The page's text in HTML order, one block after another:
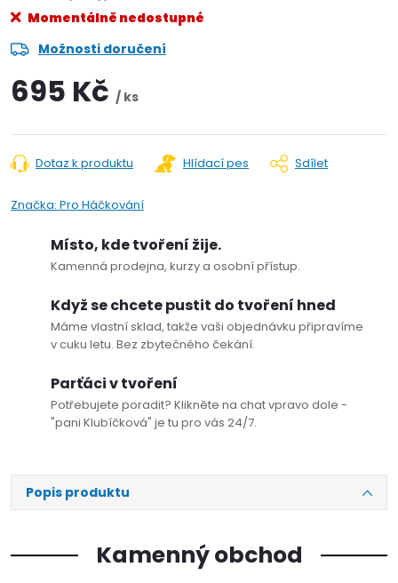
Momentálně nedostupné
Možnosti doručení
695 Kč / ks
Dotaz k produktu Hlídací pes Sdílet
Značka: Pro Háčkování
Místo, kde tvoření žije.
Kamenná prodejna, kurzy a osobní přístup.
Když se chcete pustit do tvoření hned
Máme vlastní sklad, takže vaši objednávku připravíme
v cuku letu. Bez zbytečného čekání.
Parťáci v tvoření
Potřebujete poradit? Klikněte na chat vpravo dole -
"pani Klubíčková" je tu pro vás 24/7.
Popis produktu
Kamenný obchod